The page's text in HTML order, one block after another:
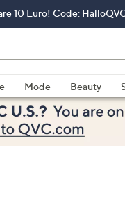
10 Euro! Code:
Mode Beauty